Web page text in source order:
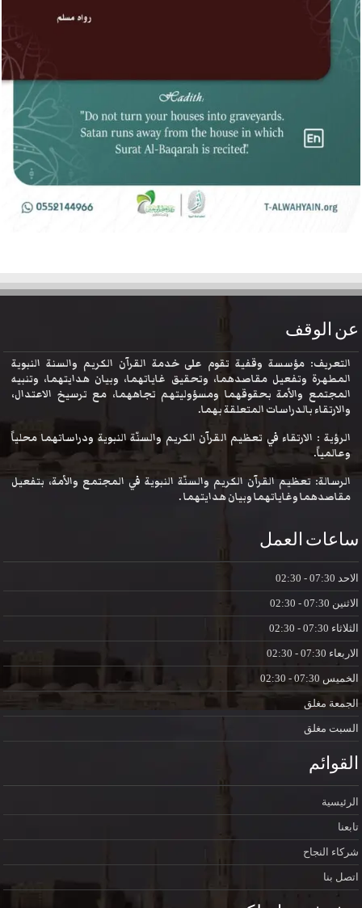
عن الوقف
التعريف: مؤسسة وقفية تقوم على خدمة القرآن الكريم والسنة النبوية
المطهرة وتفعيل مقاصدهما، وتحقيق غاياتهما، وبيان هدايتهما، وتنبيه
المجتمع والأمة بحقوقهما ومسؤوليتهم تجاههما، مع ترسيخ الاعتدال،
والارتقاء بالدراسات المتعلقة بهما.
الرؤية : الارتقاء في تعظيم القرآن الكريم والسنّة النبوية ودراساتهما محلياً
وعالمياً.
الرسالة: تعظيم القرآن الكريم والسنّة النبوية في المجتمع والأمة، بتفعيل
مقاصدهما وغاياتهما وبيان هدايتهما .
ساعات العمل
الاحد
الاثنين
الثلاثاء
الاربعاء
الخميس
الجمعة مغلق
السبت مغلق
القوائم
الرئيسية
تابعنا
شركاء النجاح
اتصل بنا